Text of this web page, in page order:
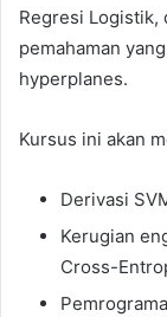
Regresi Logistik,
pemahaman
hyperplanes.
Kursus ini akan
Derivasi
Kerugian
Cross-